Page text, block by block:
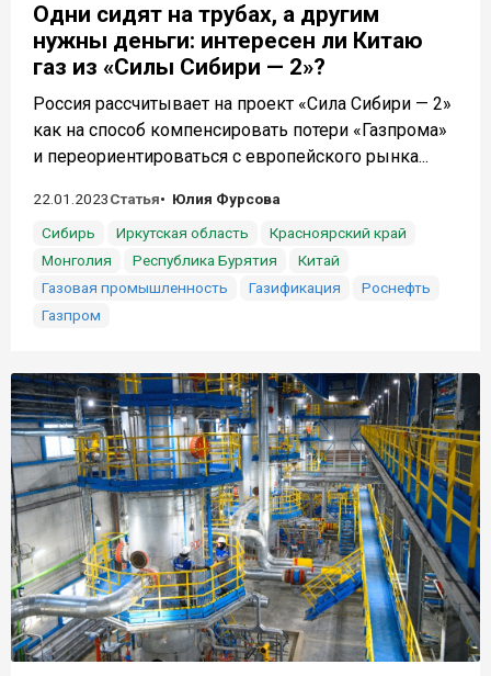
Одни сидят на трубах, а другим
нужны деньги: интересен ли Китаю
газ из «Силы Сибири — 2»?
Россия рассчитывает на проект «Сила Сибири — 2»
как на способ компенсировать потери «Газпрома»
и переориентироваться с европейского рынка...
22.01.2023Статья
Юлия Фурсова
Сибирь
Иркутская область
Красноярский край
Монголия
Республика Бурятия
Китай
Газовая промышленность
Газификация
Роснефть
Газпром